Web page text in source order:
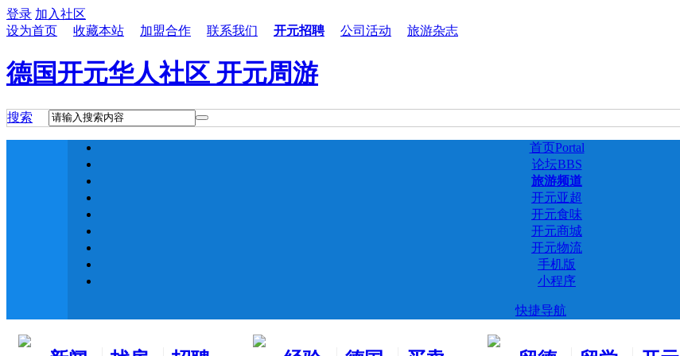
登录 加入社区
设为首页
收藏本站 加盟合作 联系我们 开元招聘 公司活动 旅游杂志
德国开元华人社区 开元周游
搜索
首页Portal
论坛BBS
旅游频道
开元亚超
开元食味
开元商城
开元物流
手机版
小程序
快捷导航